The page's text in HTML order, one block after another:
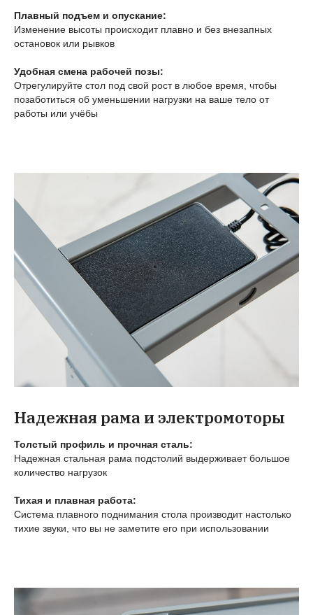
Плавный подъем и опускание:
Изменение высоты происходит плавно и без внезапных
остановок или рывков
Удобная смена рабочей позы:
Отрегулируйте стол под свой рост в любое время, чтобы
позаботиться об уменьшении нагрузки на ваше тело от
работы или учёбы
Надежная рама и электромоторы
Толстый профиль и прочная сталь:
Надежная стальная рама подстолий выдерживает большое
количество нагрузок
Тихая и плавная работа:
Система плавного поднимания стола производит настолько
тихие звуки, что вы не заметите его при использовании